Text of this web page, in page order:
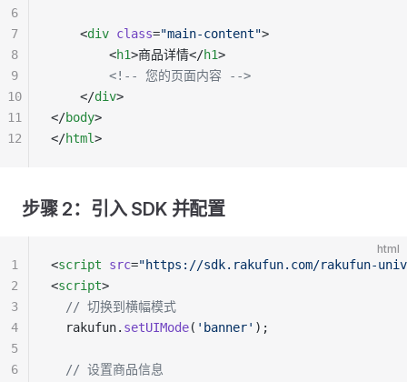
    <
div class="main-content">
        <
h1>商品详情</h1>
        <!-- 您的页面内容 -->
    </
div>
</body>
</html>
6
7
8
9
10
11
12
步骤 2：引入 SDK 并配置
html
<script src="https://sdk.rakufun.com/rakufun-
<script>
  // 切换到横幅模式
  rakufun.
setUIMode( 'banner' );
  // 设置商品信息
1
2
3
4
5
6